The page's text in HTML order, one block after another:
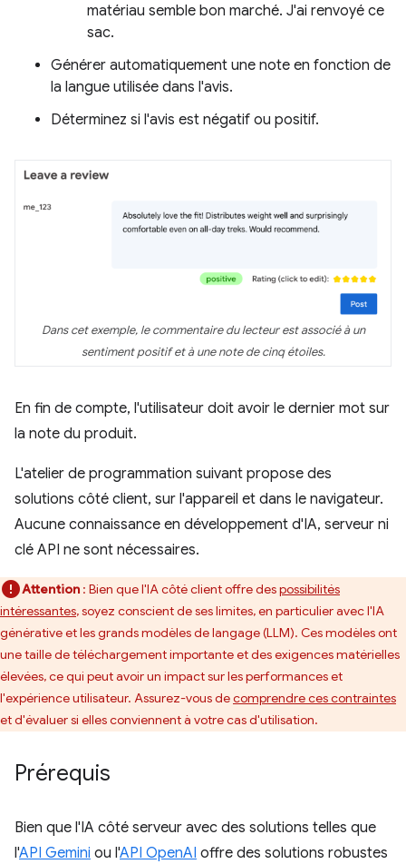
matériau semble bon marché. J'ai renvoyé ce
sac.
Générer automatiquement une note en fonction de
la langue utilisée dans l'avis.
Déterminez si l'avis est négatif ou positif.
Dans cet exemple, le commentaire du lecteur est associé à un
sentiment positif et à une note de cinq étoiles.
En fin de compte, l'utilisateur doit avoir le dernier mot sur
la note du produit.
L'atelier de programmation suivant propose des
solutions côté client, sur l'appareil et dans le navigateur.
Aucune connaissance en développement d'IA, serveur ni
clé API ne sont nécessaires.
Attention : Bien que l'IA côté client offre despossibilités
intéressantes, soyez conscient de ses limites, en particulier avec l'IA
générative et les grands modèles de langage (LLM). Ces modèles ont
une taille de téléchargement importante et des exigences matérielles
élevées, ce qui peut avoir un impact sur les performances et
l'expérience utilisateur. Assurez-vous decomprendre ces contraintes
et d'évaluer si elles conviennent à votre cas d'utilisation.
Prérequis
Bien que l'IA côté serveur avec des solutions telles que
l'API Gemini ou l'API OpenAI offre des solutions robustes